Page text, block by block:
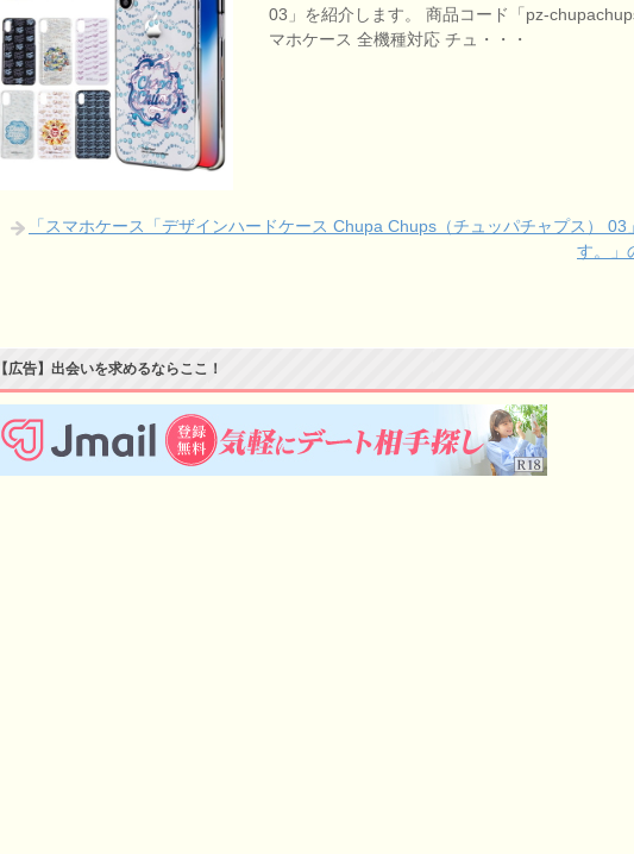
03」を紹介します。 商品コード「pz-
マホケース 全機種対応 チュ・・・
「スマホケース「デザインハードケース Chupa Chups（チュッパチャプス） 03
す。」
【広告】出会いを求めるならここ！